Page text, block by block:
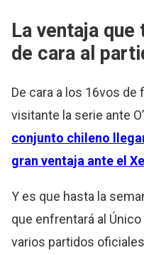
La ventaja que
de cara al
De cara a los 16vos de
visitante la serie ante
conjunto chileno
gran ventaja ante el
Y es que hasta la
que enfrentará al
varios partidos